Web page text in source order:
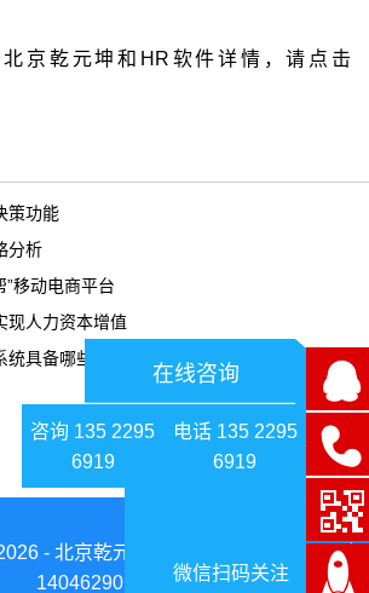
京乾元坤和HR软件详情，请点击
策功能
分析
”移动电商平台
现人力资本增值
具备哪些特质？
在线咨询
咨询 135 2295
6919
电话 135 2295
6919
微信扫码关注
- 北京乾元坤和科技有限公司|京ICP备
14046290号-1